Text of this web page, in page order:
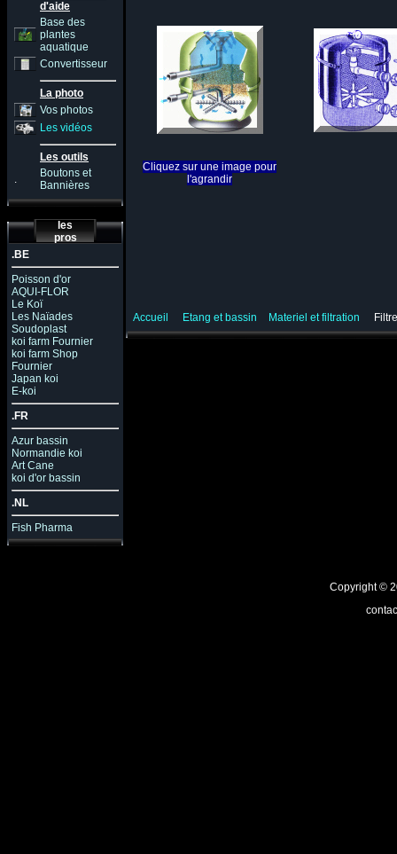
d'aide
Base des
plantes
aquatique
Convertisseur
La photo
Vos photos
Les vidéos
Les outils
.
Boutons et
Bannières
les
pros
.BE
Poisson d'or
AQUI-FLOR
Le Koï
Les Naïades
Soudoplast
koi farm Fournier
koi farm Shop
Fournier
Japan koi
E-koi
.FR
Azur bassin
Normandie koi
Art Cane
koi d'or bassin
.NL
Fish Pharma
Cliquez sur une image pour
l'agrandir
Accueil Etang et bassin Materiel et filtration
Copyright ©